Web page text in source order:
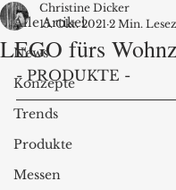
Alle Artikel
News
Konzepte
Trends
Produkte
Messen
LEGO fürs
Christine Dicker
15. Okt. 2021 2 Min.
- PRODUKTE -